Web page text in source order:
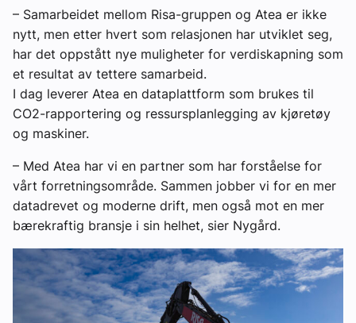
– Samarbeidet mellom Risa-gruppen og Atea er ikke
nytt, men etter hvert som relasjonen har utviklet seg,
har det oppstått nye muligheter for verdiskapning som
et resultat av tettere samarbeid.
I dag leverer Atea en dataplattform som brukes til
CO2-rapportering og ressursplanlegging av kjøretøy
og maskiner.
– Med Atea har vi en partner som har forståelse for
vårt forretningsområde. Sammen jobber vi for en mer
datadrevet og moderne drift, men også mot en mer
bærekraftig bransje i sin helhet, sier Nygård.